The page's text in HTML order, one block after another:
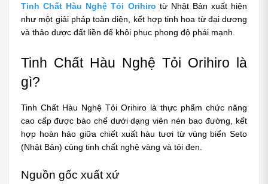
Tinh Chất Hàu Nghệ Tỏi Orihiro từ Nhật Bản xuất hiện
như một giải pháp toàn diện, kết hợp tinh hoa từ đại dương
và thảo dược đất liền để khôi phục phong độ phái mạnh.
Tinh Chất Hàu Nghệ Tỏi Orihiro là
gì?
Tinh Chất Hàu Nghệ Tỏi Orihiro là thực phẩm chức năng
cao cấp được bào chế dưới dạng viên nén bao đường, kết
hợp hoàn hảo giữa chiết xuất hàu tươi từ vùng biển Seto
(Nhật Bản) cùng tinh chất nghệ vàng và tỏi đen.
Nguồn gốc xuất xứ